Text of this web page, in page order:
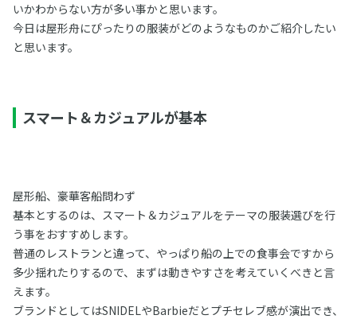
いかわからない方が多い事かと思います。
今日は屋形舟にぴったりの服装がどのようなものかご紹介したい
と思います。
スマート＆カジュアルが基本
屋形船、豪華客船問わず
基本とするのは、スマート＆カジュアルをテーマの服装選びを行
う事をおすすめします。
普通のレストランと違って、やっぱり船の上での食事会ですから
多少揺れたりするので、まずは動きやすさを考えていくべきと言
えます。
ブランドとしてはSNIDELやBarbieだとプチセレブ感が演出でき、